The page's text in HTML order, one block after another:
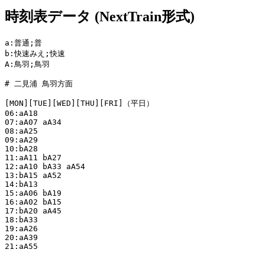
時刻表データ (NextTrain形式)
a:普通;普
b:快速みえ;快速
A:鳥羽;鳥羽
# 二見浦 鳥羽方面
[MON][TUE][WED][THU][FRI]（平日）
06:aA18
07:aA07 aA34
08:aA25
09:aA29
10:bA28
11:aA11 bA27
12:aA10 bA33 aA54
13:bA15 aA52
14:bA13
15:aA06 bA19
16:aA02 bA15
17:bA20 aA45
18:bA33
19:aA26
20:aA39
21:aA55